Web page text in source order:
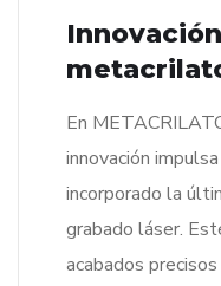
En
innovación
incorporado la
grabado láser.
acabados